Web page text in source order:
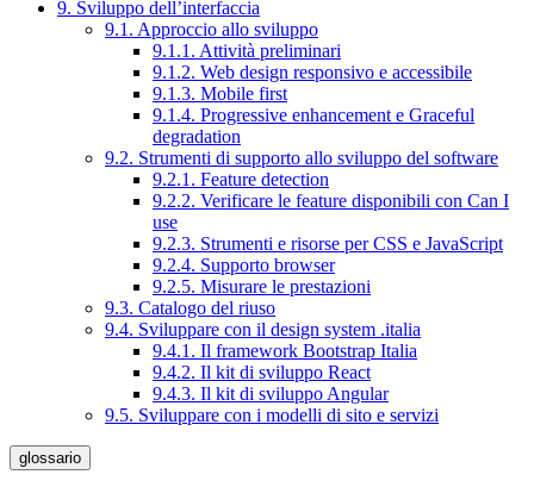
9. Sviluppo dell’interfaccia
9.1. Approccio allo sviluppo
9.1.1. Attività preliminari
9.1.2. Web design responsivo e accessibile
9.1.3. Mobile first
9.1.4. Progressive enhancement e Graceful
degradation
9.2. Strumenti di supporto allo sviluppo del software
9.2.1. Feature detection
9.2.2. Verificare le feature disponibili con Can I
use
9.2.3. Strumenti e risorse per CSS e JavaScript
9.2.4. Supporto browser
9.2.5. Misurare le prestazioni
9.3. Catalogo del riuso
9.4. Sviluppare con il design system .italia
9.4.1. Il framework Bootstrap Italia
9.4.2. Il kit di sviluppo React
9.4.3. Il kit di sviluppo Angular
9.5. Sviluppare con i modelli di sito e servizi
glossario